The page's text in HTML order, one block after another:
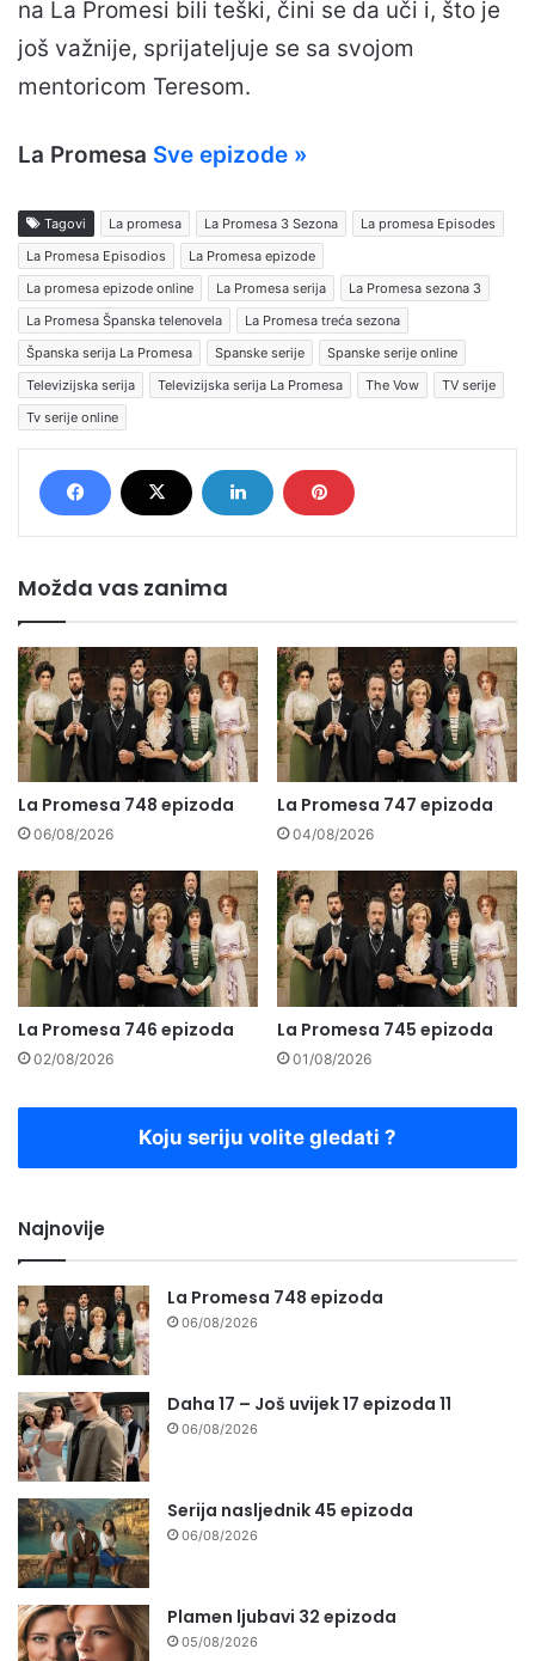
na La Promesi bili teški, čini se da uči i, što je
još važnije, sprijateljuje se sa svojom
mentoricom Teresom.
La Promesa Sve epizode »
Tagovi La promesa La Promesa 3 Sezona
La promesa Episodes
La Promesa Episodios
La Promesa epizode
La promesa epizode online
La Promesa serija
La Promesa sezona 3
La Promesa Španska telenovela
La Promesa treća sezona
Španska serija La Promesa
Spanske serije
Spanske serije online
Televizijska serija
Televizijska serija La Promesa The Vow
TV serije
Tv serije online
Možda vas zanima
La Promesa 748 epizoda
06/08/2026
La Promesa 747 epizoda
04/08/2026
La Promesa 746 epizoda
02/08/2026
La Promesa 745 epizoda
01/08/2026
Koju seriju volite gledati ?
Najnovije
La Promesa 748 epizoda
06/08/2026
Daha 17 – Još uvijek 17 epizoda 11
06/08/2026
Serija nasljednik 45 epizoda
06/08/2026
Plamen ljubavi 32 epizoda
05/08/2026